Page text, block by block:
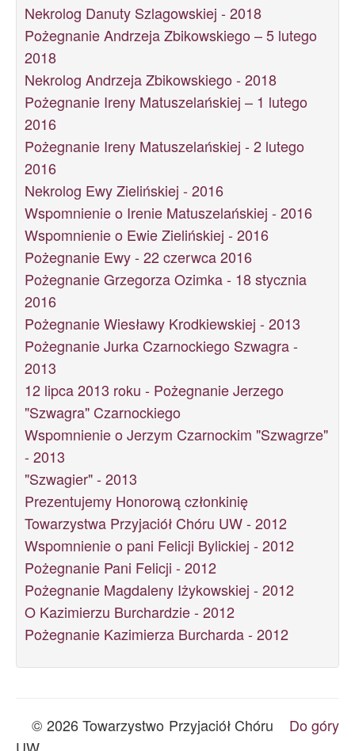
Nekrolog Danuty Szlagowskiej - 2018
Pożegnanie Andrzeja Zbikowskiego – 5 lutego
2018
Nekrolog Andrzeja Zbikowskiego - 2018
Pożegnanie Ireny Matuszelańskiej – 1 lutego
2016
Pożegnanie Ireny Matuszelańskiej - 2 lutego
2016
Nekrolog Ewy Zielińskiej - 2016
Wspomnienie o Irenie Matuszelańskiej - 2016
Wspomnienie o Ewie Zielińskiej - 2016
Pożegnanie Ewy - 22 czerwca 2016
Pożegnanie Grzegorza Ozimka - 18 stycznia
2016
Pożegnanie Wiesławy Krodkiewskiej - 2013
Pożegnanie Jurka Czarnockiego Szwagra -
2013
12 lipca 2013 roku - Pożegnanie Jerzego
"Szwagra" Czarnockiego
Wspomnienie o Jerzym Czarnockim "Szwagrze"
- 2013
"Szwagier" - 2013
Prezentujemy Honorową członkinię
Towarzystwa Przyjaciół Chóru UW - 2012
Wspomnienie o pani Felicji Bylickiej - 2012
Pożegnanie Pani Felicji - 2012
Pożegnanie Magdaleny Iżykowskiej - 2012
O Kazimierzu Burchardzie - 2012
Pożegnanie Kazimierza Burcharda - 2012
Do góry
© 2026 Towarzystwo Przyjaciół Chóru
UW